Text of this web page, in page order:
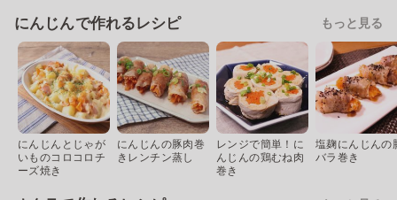
にんじんで作れるレシピ もっと見る
にんじんとじゃが
いものコロコロチ
ーズ焼き
にんじんの豚肉巻
きレンチン蒸し
レンジで簡単！に
んじんの鶏むね肉
巻き
塩麹にんじんの
バラ巻き